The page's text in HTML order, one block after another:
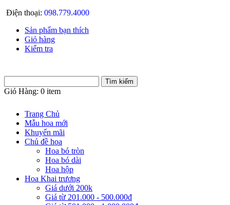
Điện thoại: 098.779.4000
Sản phẩm bạn thích
Giỏ hàng
Kiểm tra
Giỏ Hàng: 0 item
Trang Chủ
Mẫu hoa mới
Khuyến mãi
Chủ đề hoa
Hoa bó tròn
Hoa bó dài
Hoa hộp
Hoa Khai trương
Giá dưới 200k
Giá từ 201.000 - 500.000đ